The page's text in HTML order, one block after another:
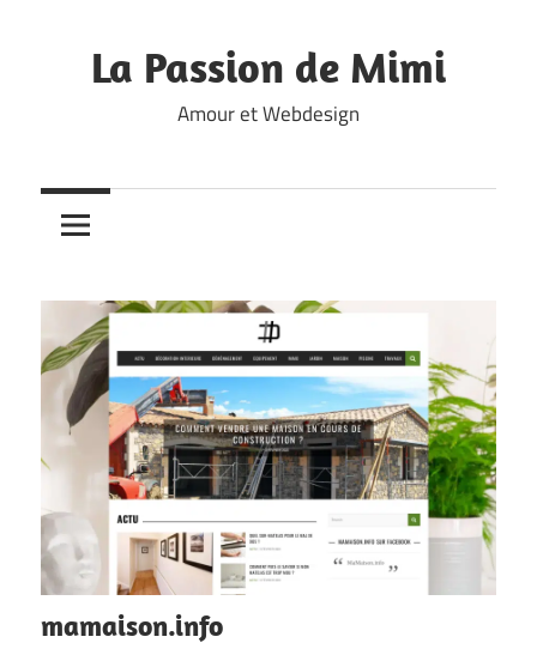
contentLa Passion de Mimi
Amour et Webdesign
mamaison.info